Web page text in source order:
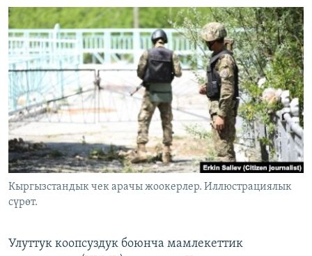
БИЗ ЖАНА ДҮЙНӨ
ДАНИСТЕ
ЭЖЕ-СИҢДИЛЕР
АЗАТТЫК+
ЫҢГАЙСЫЗ СУРООЛОР
Русский
ОНЛАЙН ШЕРИНЕ
ЭЕ/АРнун бардык сайттары
Кыргызстандык чек арачы жоокерлер. Иллюстрациялык
сүрөт.
Улуттук коопсуздук боюнча мамлекеттик